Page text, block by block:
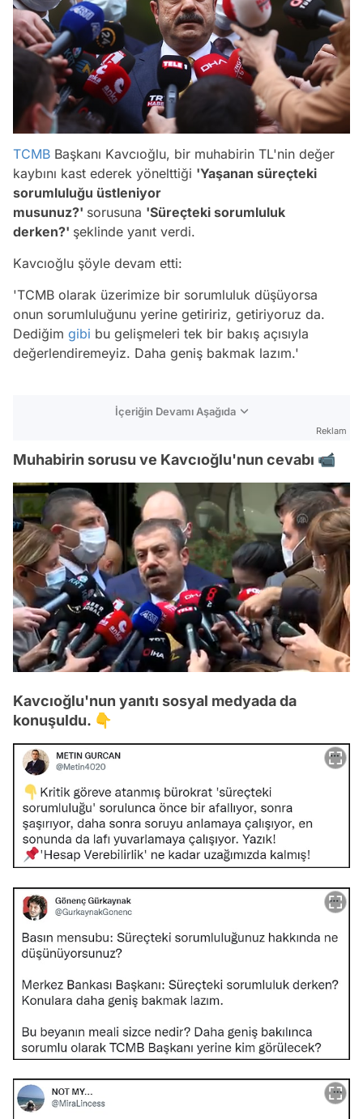
TCMB Başkanı Kavcıoğlu, bir muhabirin TL'nin değer
kaybını kast ederek yönelttiği 'Yaşanan süreçteki
sorumluluğu üstleniyor
musunuz?' sorusuna 'Süreçteki sorumluluk
derken?' şeklinde yanıt verdi.
Kavcıoğlu şöyle devam etti:
'TCMB olarak üzerimize bir sorumluluk düşüyorsa
onun sorumluluğunu yerine getiririz, getiriyoruz da.
Dediğim gibi bu gelişmeleri tek bir bakış açısıyla
değerlendiremeyiz. Daha geniş bakmak lazım.'
İçeriğin Devamı Aşağıda
Reklam
Muhabirin sorusu ve Kavcıoğlu'nun cevabı 📹
/
Kavcıoğlu'nun yanıtı sosyal medyada da
konuşuldu. 👇